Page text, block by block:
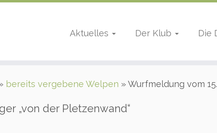
Aktuelles Der Klub Die
bereits vergebene Welpen »Wurfmeldung vom
„von der Pletzenwand“